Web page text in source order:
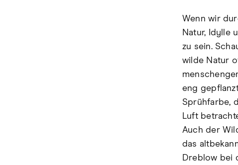
Wenn wir
Natur, Idylle
zu sein.
wilde Natur
eng
Sprühfarbe,
Luft
Auch der
das
Dreblow bei